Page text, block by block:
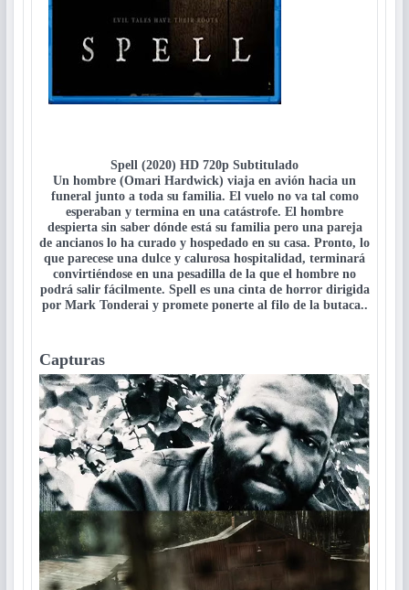
Spell (2020) HD 720p Subtitulado
Un hombre (Omari Hardwick) viaja en avión hacia un
funeral junto a toda su familia. El vuelo no va tal como
esperaban y termina en una catástrofe. El hombre
despierta sin saber dónde está su familia pero una pareja
de ancianos lo ha curado y hospedado en su casa. Pronto, lo
que parecese una dulce y calurosa hospitalidad, terminará
convirtiéndose en una pesadilla de la que el hombre no
podrá salir fácilmente. Spell es una cinta de horror dirigida
por Mark Tonderai y promete ponerte al filo de la butaca..
Capturas